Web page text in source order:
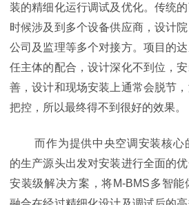
装的精细化运行调试及优化。传统
时候涉及到多个设备供应商，设计
公司及监理等多个对接方。项目的
任主体的配合，设计深化不到位，
善，设计和现场安装上通常会脱节
把控，所以最终得不到很好的效果。
而作为提供中央空调安装核心
的生产源头出发对安装进行全面的
安装级解决方案，将M-BMS多智